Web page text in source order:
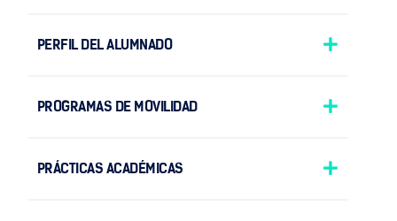
PERFIL DEL ALUMNADO
PROGRAMAS DE MOVILIDAD
PRÁCTICAS ACADÉMICAS